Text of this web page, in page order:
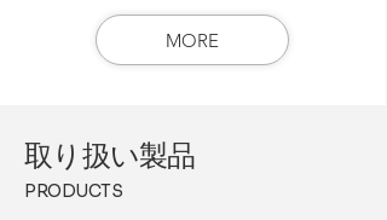
MORE
​取り扱い製品
PRODUCTS